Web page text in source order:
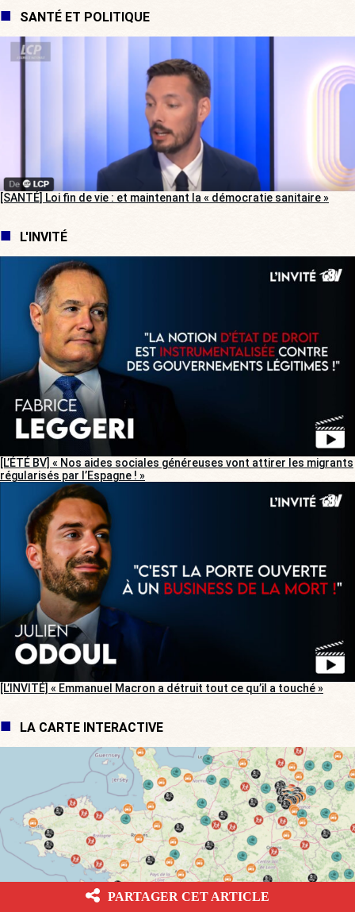
SANTÉ ET POLITIQUE
[SANTÉ] Loi fin de vie : et maintenant la « démocratie sanitaire »
L'INVITÉ
[L’ÉTÉ BV] « Nos aides sociales généreuses vont attirer les migrants
régularisés par l’Espagne ! »
[L’INVITÉ] « Emmanuel Macron a détruit tout ce qu’il a touché »
LA CARTE INTERACTIVE
PARTAGER CET ARTICLE